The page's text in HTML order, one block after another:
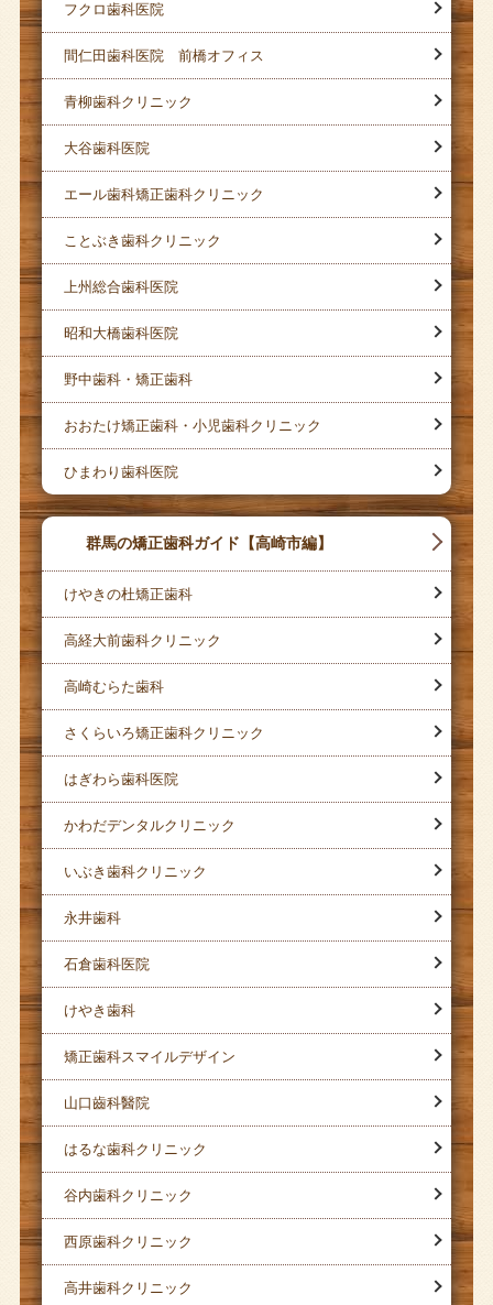
フクロ歯科医院
間仁田歯科医院 前橋オフィス
青柳歯科クリニック
大谷歯科医院
エール歯科矯正歯科クリニック
ことぶき歯科クリニック
上州総合歯科医院
昭和大橋歯科医院
野中歯科・矯正歯科
おおたけ矯正歯科・小児歯科クリニック
ひまわり歯科医院
群馬の矯正歯科ガイド【高崎市編】
けやきの杜矯正歯科
高経大前歯科クリニック
高崎むらた歯科
さくらいろ矯正歯科クリニック
はぎわら歯科医院
かわだデンタルクリニック
いぶき歯科クリニック
永井歯科
石倉歯科医院
けやき歯科
矯正歯科スマイルデザイン
山口齒科醫院
はるな歯科クリニック
谷内歯科クリニック
西原歯科クリニック
高井歯科クリニック